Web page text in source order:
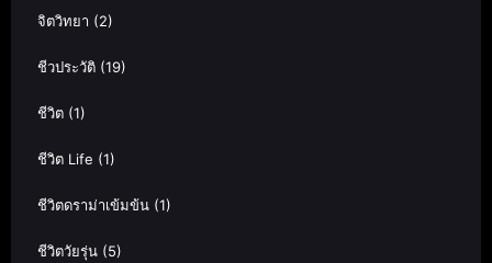
จิตวิทยา (2)
ชีวประวัติ (19)
ชีวิต (1)
ชีวิต Life (1)
ชีวิตดราม่าเข้มข้น (1)
ชีวิตวัยรุ่น (5)